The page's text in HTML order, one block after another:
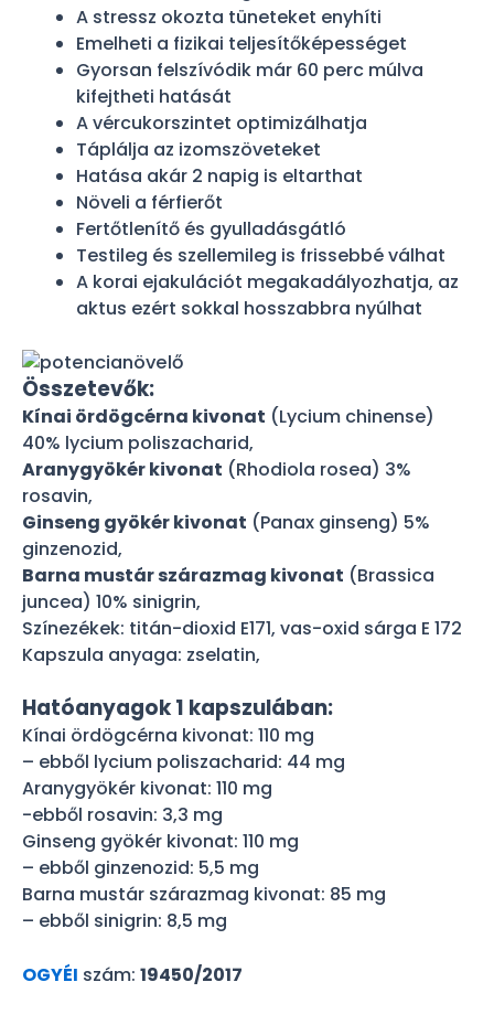
A stressz okozta tüneteket enyhíti
Emelheti a fizikai teljesítőképességet
Gyorsan felszívódik már 60 perc múlva
kifejtheti hatását
A vércukorszintet optimizálhatja
Táplálja az izomszöveteket
Hatása akár 2 napig is eltarthat
Növeli a férfierőt
Fertőtlenítő és gyulladásgátló
Testileg és szellemileg is frissebbé válhat
A korai ejakulációt megakadályozhatja, az
aktus ezért sokkal hosszabbra nyúlhat
Összetevők:
Kínai ördögcérna kivonat (Lycium chinense)
40% lycium poliszacharid,
Aranygyökér kivonat (Rhodiola rosea) 3%
rosavin,
Ginseng gyökér kivonat (Panax ginseng) 5%
ginzenozid,
Barna mustár szárazmag kivonat (Brassica
juncea) 10% sinigrin,
Színezékek: titán-dioxid E171, vas-oxid sárga E 172
Kapszula anyaga: zselatin,
Hatóanyagok 1 kapszulában:
Kínai ördögcérna kivonat: 110 mg
– ebből lycium poliszacharid: 44 mg
Aranygyökér kivonat: 110 mg
-ebből rosavin: 3,3 mg
Ginseng gyökér kivonat: 110 mg
– ebből ginzenozid: 5,5 mg
Barna mustár szárazmag kivonat: 85 mg
– ebből sinigrin: 8,5 mg
OGYÉI szám: 19450/2017